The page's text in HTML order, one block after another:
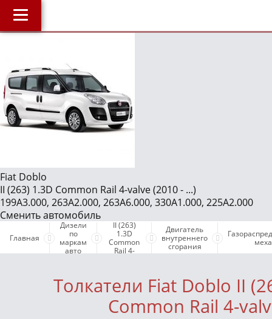
J
О компании
Наши услуги
Магазин
Библиотека
ОнлайнКонсультация по Дизелю
Дизели по маркам авто
Бесплатные объявления
Поддержка проекта и оплата услуг
Fiat Doblo
II (263) 1.3D Common Rail 4-valve (2010 - ...)
199A3.000, 263A2.000, 263A6.000, 330A1.000, 225A2.000
Сменить автомобиль
Главная
Дизели
по
маркам
авто
II (263)
1.3D
Common
Rail 4-
Двигатель
внутреннего
сгорания
Толкатели Fiat Doblo II
Common Rail 4-